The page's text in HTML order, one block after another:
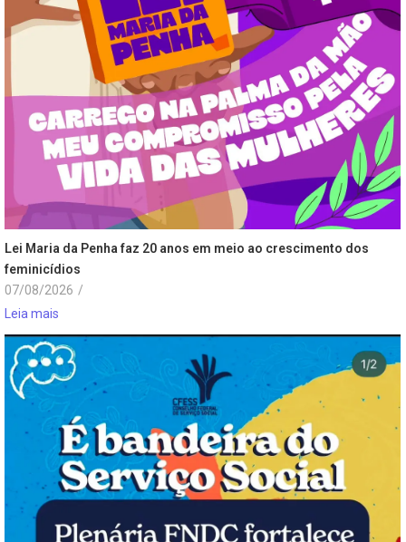
Lei Maria da Penha faz 20 anos em meio ao crescimento dos
feminicídios
07/08/2026 /
Leia mais